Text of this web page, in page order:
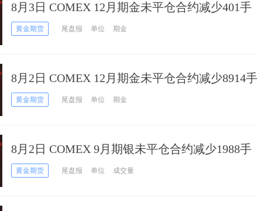
8月3日 COMEX 12月期金未平仓合约减少401手
黄金期货 尾盘报 单位 期金
8月2日 COMEX 12月期金未平仓合约减少8914手
黄金期货 尾盘报 单位 期金
8月2日 COMEX 9月期银未平仓合约减少1988手
黄金期货 尾盘报 单位 成交量